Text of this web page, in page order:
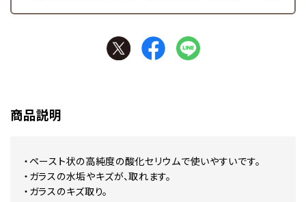
商品説明
・ペースト状の高純度の酸化セリウムで使いやすいです。
・ガラスの水垢やキズが、取れます。
・ガラスのキズ取り。